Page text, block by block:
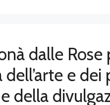
dalle
dell’arte e
della